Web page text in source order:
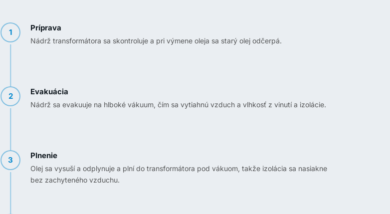
1 Príprava
Nádrž transformátora sa skontroluje a pri výmene oleja sa starý olej odčerpá.
2 Evakuácia
Nádrž sa evakuuje na hlboké vákuum, čím sa vytiahnú vzduch a vlhkosť z vinutí a izolácie.
3 Plnenie
Olej sa vysuší a odplynuje a plní do transformátora pod vákuom, takže izolácia sa nasiakne
bez zachyteného vzduchu.